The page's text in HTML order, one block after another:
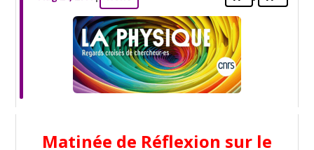
Matinée de Réflexion sur le